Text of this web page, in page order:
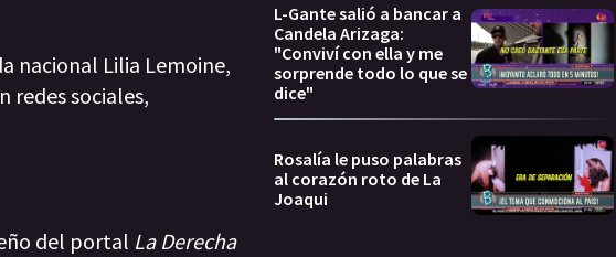
nacional Lilia Lemoine,
redes sociales,
del portal La Derecha
L-Gante salió a bancar a
Candela Arizaga:
"Conviví con ella y me
sorprende todo lo que se
dice"
Rosalía le puso palabras
al corazón roto de La
Joaqui